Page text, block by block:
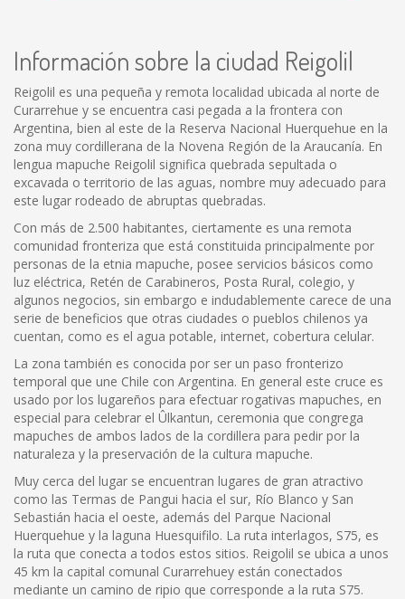
Información sobre la ciudad Reigolil
Reigolil es una pequeña y remota localidad ubicada al norte de
Curarrehue y se encuentra casi pegada a la frontera con
Argentina, bien al este de la Reserva Nacional Huerquehue en la
zona muy cordillerana de la Novena Región de la Araucanía. En
lengua mapuche Reigolil significa quebrada sepultada o
excavada o territorio de las aguas, nombre muy adecuado para
este lugar rodeado de abruptas quebradas.
Con más de 2.500 habitantes, ciertamente es una remota
comunidad fronteriza que está constituida principalmente por
personas de la etnia mapuche, posee servicios básicos como
luz eléctrica, Retén de Carabineros, Posta Rural, colegio, y
algunos negocios, sin embargo e indudablemente carece de una
serie de beneficios que otras ciudades o pueblos chilenos ya
cuentan, como es el agua potable, internet, cobertura celular.
La zona también es conocida por ser un paso fronterizo
temporal que une Chile con Argentina. En general este cruce es
usado por los lugareños para efectuar rogativas mapuches, en
especial para celebrar el Ûlkantun, ceremonia que congrega
mapuches de ambos lados de la cordillera para pedir por la
naturaleza y la preservación de la cultura mapuche.
Muy cerca del lugar se encuentran lugares de gran atractivo
como las Termas de Pangui hacia el sur, Río Blanco y San
Sebastián hacia el oeste, además del Parque Nacional
Huerquehue y la laguna Huesquifilo. La ruta interlagos, S75, es
la ruta que conecta a todos estos sitios. Reigolil se ubica a unos
45 km la capital comunal Curarrehuey están conectados
mediante un camino de ripio que corresponde a la ruta S75.